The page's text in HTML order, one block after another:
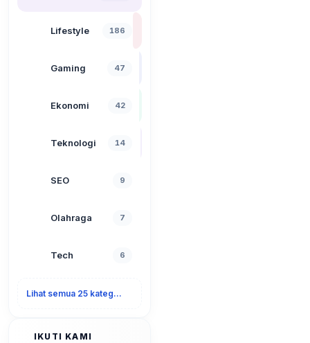
Lifestyle 186
Gaming 47
Ekonomi 42
Teknologi 14
SEO 9
Olahraga 7
Tech 6
Lihat semua 25 kategori
IKUTI KAMI